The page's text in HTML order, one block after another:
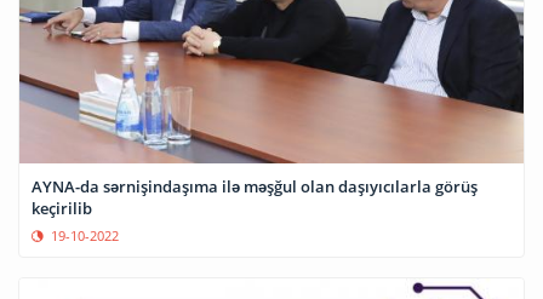
AYNA-da sərnişindaşıma ilə məşğul olan daşıyıcılarla görüş
keçirilib
19-10-2022